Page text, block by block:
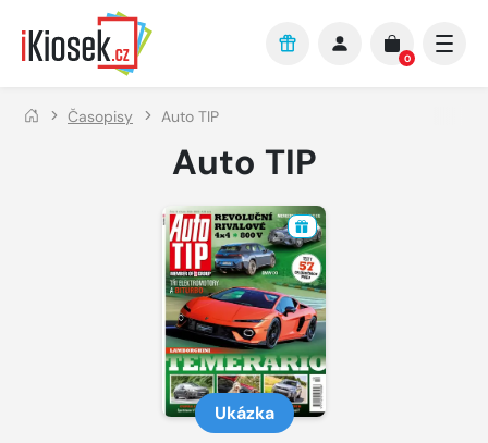
Přejít na hlavní obsah
0
Časopisy Auto TIP
Auto TIP
Ukázka